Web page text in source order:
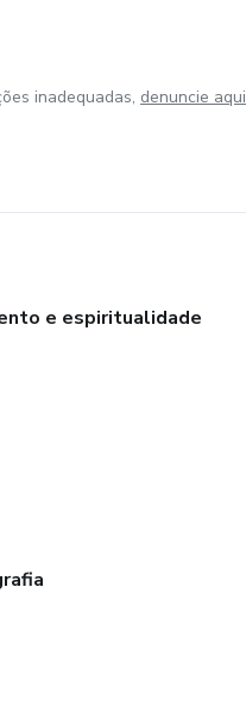
inadequadas, denuncie aqui
e espiritualidade